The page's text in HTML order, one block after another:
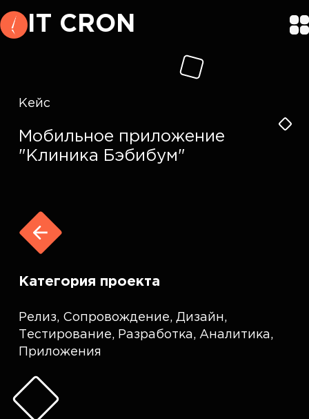
IT CRON
Кейс
Мобильное приложение
"Клиника Бэбибум"
Категория проекта
Релиз, Сопровождение, Дизайн,
Тестирование, Разработка, Аналитика,
Приложения